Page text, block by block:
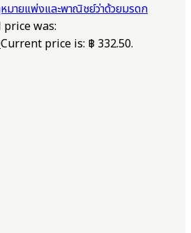
มายแพ่งและพาณิชย์ว่าด้วยมรดก
was:
Current price is: ฿ 332.50.